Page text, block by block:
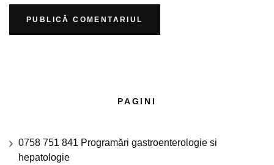
PAGINI
0758 751 841 Programări gastroenterologie si
hepatologie